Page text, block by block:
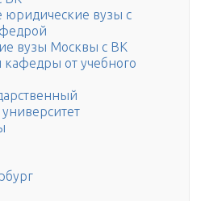
юридические вузы с
вузы Москвы с ВК
от учебного